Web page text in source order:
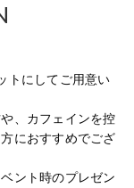
トにしてご用意い
、カフェインを控
におすすめでござ
ント時のプレゼン